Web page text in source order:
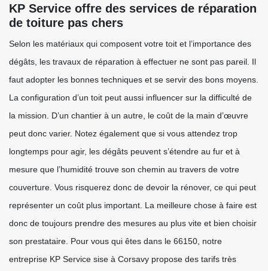
KP Service offre des services de réparation
de toiture pas chers
Selon les matériaux qui composent votre toit et l’importance des
dégâts, les travaux de réparation à effectuer ne sont pas pareil. Il
faut adopter les bonnes techniques et se servir des bons moyens.
La configuration d’un toit peut aussi influencer sur la difficulté de
la mission. D’un chantier à un autre, le coût de la main d’œuvre
peut donc varier. Notez également que si vous attendez trop
longtemps pour agir, les dégâts peuvent s’étendre au fur et à
mesure que l’humidité trouve son chemin au travers de votre
couverture. Vous risquerez donc de devoir la rénover, ce qui peut
représenter un coût plus important. La meilleure chose à faire est
donc de toujours prendre des mesures au plus vite et bien choisir
son prestataire. Pour vous qui êtes dans le 66150, notre
entreprise KP Service sise à Corsavy propose des tarifs très